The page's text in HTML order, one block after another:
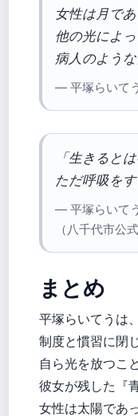
女性は月で
他の光によっ
病人のよう
— 平塚らいて
「生きると
ただ呼吸を
— 平塚らいて
（八千代市公
まとめ
平塚らいてうは、
制度と慣習に閉
自ら光を放つこ
彼女が残した『
女性は太陽であ